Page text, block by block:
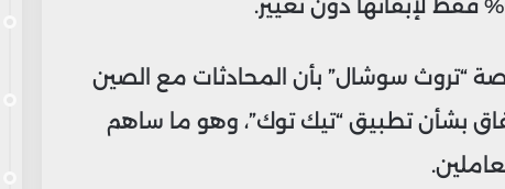
“تروث سوشال” بأن المحادثات مع الصين
بشأن تطبيق “تيك توك”، وهو ما ساهم